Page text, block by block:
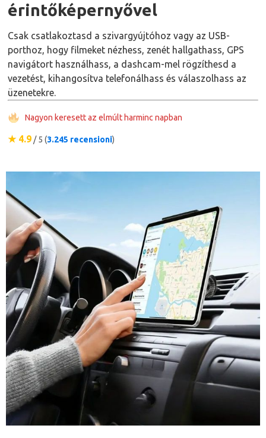
érintőképernyővel
Csak csatlakoztasd a szivargyújtóhoz vagy az USB-
porthoz, hogy filmeket nézhess, zenét hallgathass, GPS
navigátort használhass, a dashcam-mel rögzíthesd a
vezetést, kihangosítva telefonálhass és válaszolhass az
üzenetekre.
Nagyon keresett az elmúlt harminc napban
★ 4.9 / 5 (3.245 recensioni)